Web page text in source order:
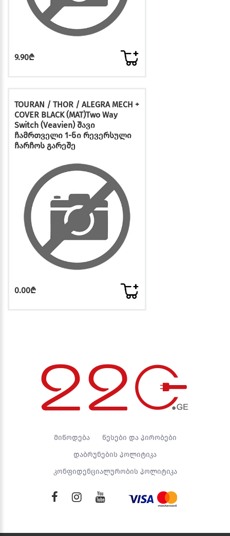
9.90₾
TOURAN / THOR / ALEGRA MECH +
COVER BLACK (MAT)Two Way
Switch (Veavien) შავი
ჩამრთველი 1-ნი რევერსული
ჩარჩოს გარეშე
0.00₾
მიწოდება
წესები და პირობები
დაბრუნების პოლიტიკა
კონფიდენციალურობის პოლიტიკა